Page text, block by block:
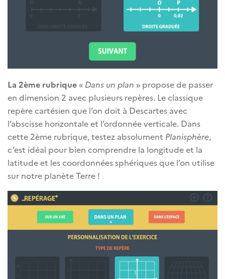
La 2ème rubrique « Dans un plan » propose de passer
en dimension 2 avec plusieurs repères. Le classique
repère cartésien que l’on doit à Descartes avec
l’abscisse horizontale et l’ordonnée verticale. Dans
cette 2ème rubrique, testez absolument Planisphère,
c’est idéal pour bien comprendre la longitude et la
latitude et les coordonnées sphériques que l’on utilise
sur notre planète Terre !